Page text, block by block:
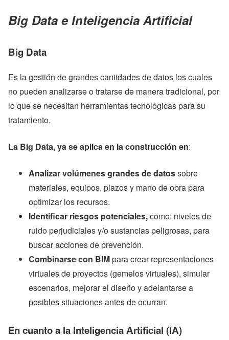
Big Data e Inteligencia Artificial
Big Data
Es la gestión de grandes cantidades de datos los cuales
no pueden analizarse o tratarse de manera tradicional, por
lo que se necesitan herramientas tecnológicas para su
tratamiento.
La Big Data, ya se aplica en la construcción en:
Analizar volúmenes grandes de datossobre
materiales, equipos, plazos y mano de obra para
optimizar los recursos.
Identificar riesgos potenciales,como: niveles de
ruido perjudiciales y/o sustancias peligrosas, para
buscar acciones de prevención.
Combinarse con BIMpara crear representaciones
virtuales de proyectos (gemelos virtuales), simular
escenarios, mejorar el diseño y adelantarse a
posibles situaciones antes de ocurran.
En cuanto a la Inteligencia Artificial (IA)